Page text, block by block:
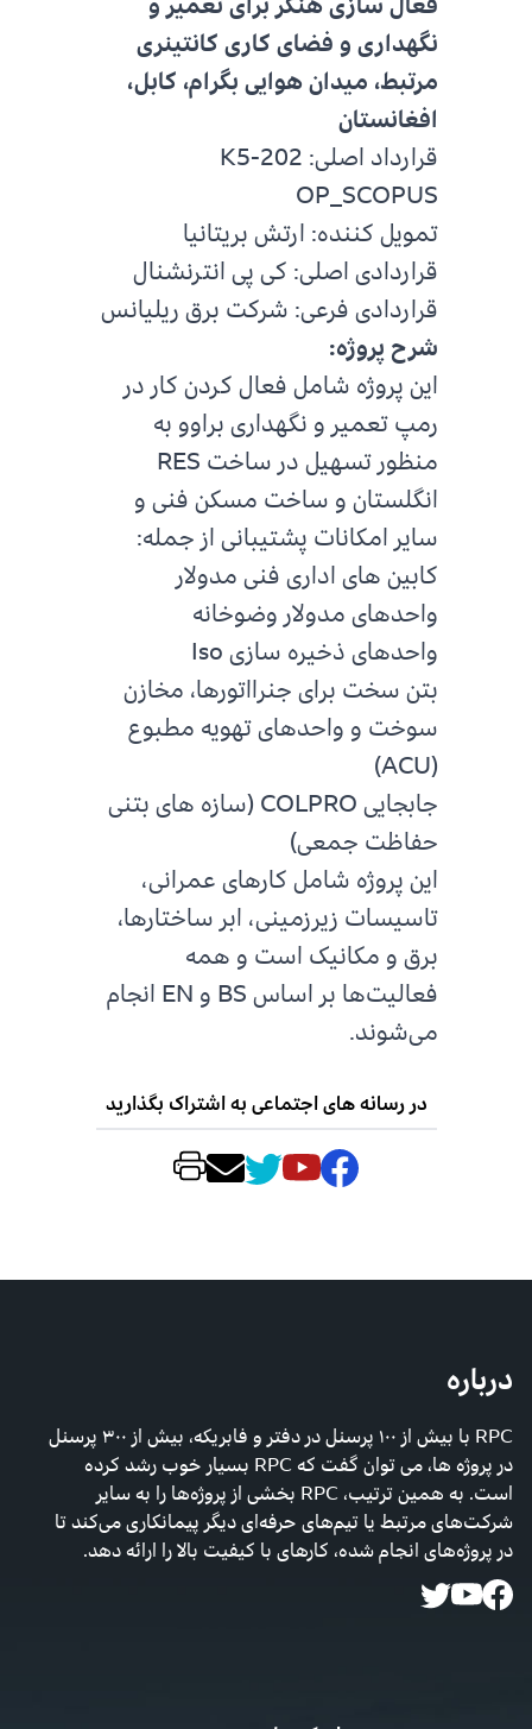
نگهداری و فضای کاری کانتینری
مرتبط، میدان هوایی بگرام، کابل،
افغانستان
قرارداد اصلی: K5-202
OP_SCOPUS
تمویل کننده: ارتش بریتانیا
قراردادی اصلی: کی پی انترنشنال
قراردادی فرعی: شرکت برق ریلیانس
شرح پروژه:
این پروژه شامل فعال کردن کار در
رمپ تعمیر و نگهداری براوو به
منظور تسهیل در ساخت RES
انگلستان و ساخت مسکن فنی و
سایر امکانات پشتیبانی از جمله:
کابین های اداری فنی مدولار
واحدهای مدولار وضوخانه
واحدهای ذخیره سازی Iso
بتن سخت برای جنرااتورها، مخازن
سوخت و واحدهای تهویه مطبوع
(ACU)
جابجایی COLPRO (سازه های بتنی
حفاظت جمعی)
این پروژه شامل کارهای عمرانی،
تاسیسات زیرزمینی، ابر ساختارها،
برق و مکانیک است و همه
فعالیت‌ها بر اساس BS و EN انجام
می‌شوند.
در رسانه های اجتماعی به اشتراک بگذارید
درباره
RPC با بیش از ۱۰۰ پرسنل در دفتر و فابریکه، بیش از ۳۰۰ پرسنل
در پروژه ها، می توان گفت که RPC بسیار خوب رشد کرده
است. به همین ترتیب، RPC بخشی از پروژه‌ها را به سایر
شرکت‌های مرتبط یا تیم‌های حرفه‌ای دیگر پیمانکاری می‌کند تا
در پروژه‌های انجام شده، کارهای با کیفیت بالا را ارائه دهد.